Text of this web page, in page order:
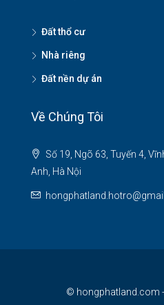
Đất thổ cư
Nhà riêng
Đất nền dự án
Về Chúng Tôi
Số 19, Ngõ 63, Tuyến 4,
Anh, Hà Nội
© hongphatland.com